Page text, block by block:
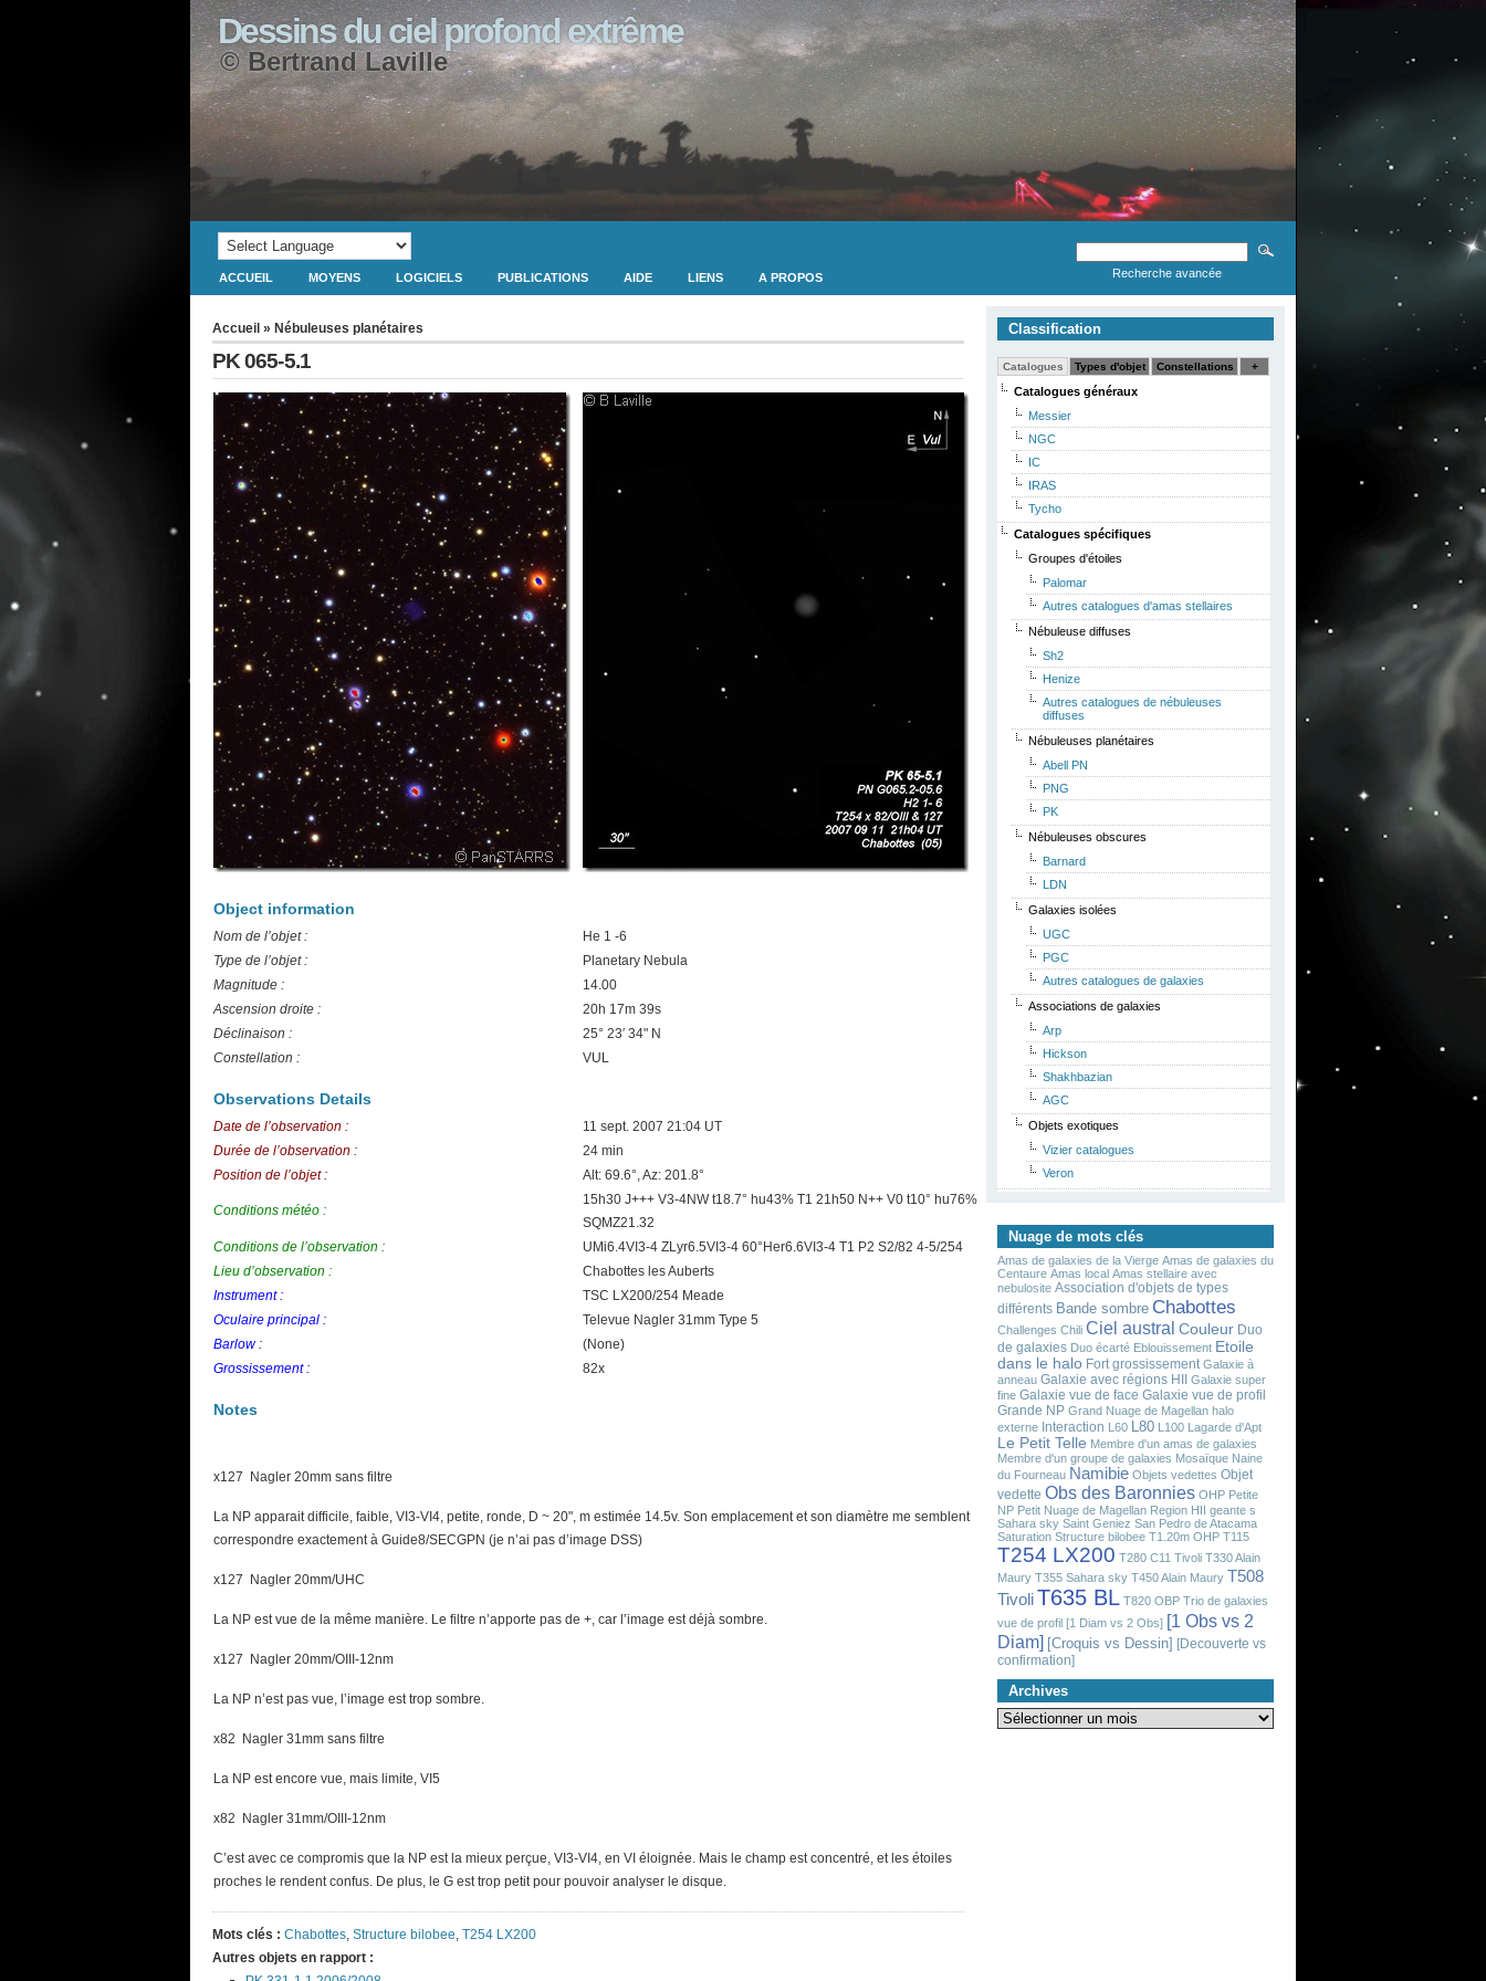
Dessins du ciel profond extrême
© Bertrand Laville
Recherche avancée
ACCUEIL MOYENS LOGICIELS PUBLICATIONS AIDE LIENS A PROPOS
Accueil » Nébuleuses planétaires
PK 065-5.1
Object information
Nom de l’objet :
He 1 -6
Type de l’objet :
Planetary Nebula
Magnitude :
14.00
Ascension droite :
20h 17m 39s
Déclinaison :
25° 23′ 34" N
Constellation :
VUL
Observations Details
Date de l’observation :
11 sept. 2007 21:04 UT
Durée de l’observation :
24 min
Position de l’objet :
Alt: 69.6°, Az: 201.8°
Conditions météo :
15h30 J+++ V3-4NW t18.7° hu43% T1 21h50 N++ V0 t10° hu76%
SQMZ21.32
Conditions de l’observation :
UMi6.4VI3-4 ZLyr6.5VI3-4 60°Her6.6VI3-4 T1 P2 S2/82 4-5/254
Lieu d’observation :
Chabottes les Auberts
Instrument :
TSC LX200/254 Meade
Oculaire principal :
Televue Nagler 31mm Type 5
Barlow :
(None)
Grossissement :
82x
Notes
x127 Nagler 20mm sans filtre
La NP apparait difficile, faible, VI3-VI4, petite, ronde, D ~ 20", m estimée 14.5v. Son emplacement et son diamètre me semblent
correspondre exactement à Guide8/SECGPN (je n’ai pas d’image DSS)
x127 Nagler 20mm/UHC
La NP est vue de la même manière. Le filtre n’apporte pas de +, car l’image est déjà sombre.
x127 Nagler 20mm/OIII-12nm
La NP n’est pas vue, l’image est trop sombre.
x82 Nagler 31mm sans filtre
La NP est encore vue, mais limite, VI5
x82 Nagler 31mm/OIII-12nm
C’est avec ce compromis que la NP est la mieux perçue, VI3-VI4, en VI éloignée. Mais le champ est concentré, et les étoiles
proches le rendent confus. De plus, le G est trop petit pour pouvoir analyser le disque.
Mots clés : Chabottes, Structure bilobee, T254 LX200
Autres objets en rapport :
Classification
Catalogues Types d'objet Constellations +
Catalogues généraux
Messier
NGC
IC
IRAS
Tycho
Catalogues spécifiques
Groupes d'étoiles
Palomar
Autres catalogues d'amas stellaires
Nébuleuse diffuses
Sh2
Henize
Autres catalogues de nébuleuses
diffuses
Nébuleuses planétaires
Abell PN
PNG
PK
Nébuleuses obscures
Barnard
LDN
Galaxies isolées
UGC
PGC
Autres catalogues de galaxies
Associations de galaxies
Arp
Hickson
Shakhbazian
AGC
Objets exotiques
Vizier catalogues
Veron
Nuage de mots clés
Amas de galaxies de la Vierge Amas de galaxies du
Centaure Amas local Amas stellaire avec
nebulosite Association d'objets de types
différents Bande sombre Chabottes
Challenges Chili Ciel austral Couleur Duo
de galaxies Duo écarté Eblouissement Etoile
dans le halo Fort grossissement Galaxie à
anneau Galaxie avec régions HII
Galaxie super
fine Galaxie vue de face Galaxie vue de profil
Grande NP Grand Nuage de Magellan halo
externe Interaction L60 L80 L100 Lagarde d'Apt
Le Petit Telle Membre d'un amas de galaxies
Membre d'un groupe de galaxies Mosaïque Naine
du Fourneau Namibie Objets vedettes Objet
vedette Obs des Baronnies OHP Petite
NP Petit Nuage de Magellan Region HII geante s
Sahara sky Saint Geniez San Pedro de Atacama
Saturation Structure bilobee T1.20m OHP T115
T254 LX200 T280 C11 Tivoli T330 Alain
Maury T355 Sahara sky T450 Alain Maury T508
TivoliT635 BL T820 OBP Trio de galaxies
vue de profil [1 Diam vs 2 Obs] [1 Obs vs 2
Diam] [Croquis vs Dessin] [Decouverte vs
confirmation]
Archives
Archives